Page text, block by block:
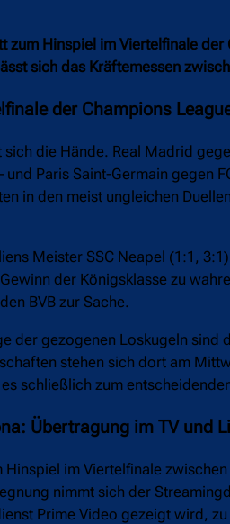
zum Hinspiel im Viertelfinale
sich das Kräftemessen
der Champions
die Hände. Real Madrid
und Paris Saint-Germain gegen
in den meist ungleichen
Meister SSC Neapel (1:1,
der Königsklasse zu
BVB zur Sache.
der gezogenen Loskugeln sind
stehen sich dort am
schließlich zum
Übertragung im TV und
Hinspiel im Viertelfinale
nimmt sich der
Prime Video gezeigt wird,